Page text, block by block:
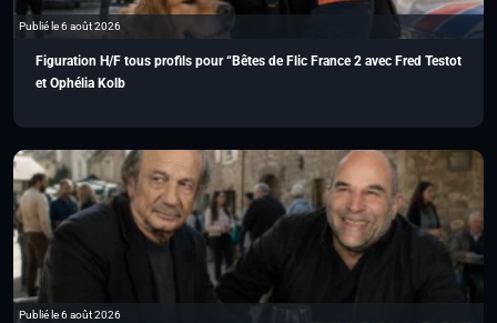
Publié le 6 août 2026
Figuration H/F tous profils pour “Bêtes de Flic France 2 avec Fred Testot
et Ophélia Kolb
Publié le 6 août 2026